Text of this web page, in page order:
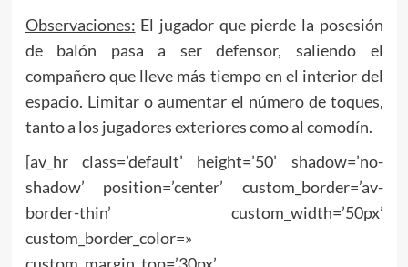
Observaciones: El jugador que pierde la posesión
de balón pasa a ser defensor, saliendo el
compañero que lleve más tiempo en el interior del
espacio. Limitar o aumentar el número de toques,
tanto a los jugadores exteriores como al comodín.
[av_hr class=’default’ height=’50’ shadow=’no-
shadow’ position=’center’ custom_border=’av-
border-thin’ custom_width=’50px’
custom_border_color=»